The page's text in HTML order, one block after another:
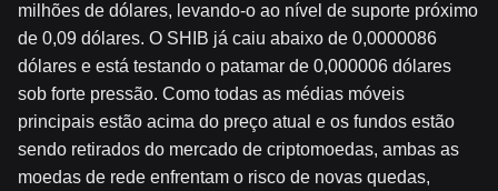
milhões de dólares, levando-o ao nível de suporte próximo
de 0,09 dólares. O SHIB já caiu abaixo de 0,0000086
dólares e está testando o patamar de 0,000006 dólares
sob forte pressão. Como todas as médias móveis
principais estão acima do preço atual e os fundos estão
sendo retirados do mercado de criptomoedas, ambas as
moedas de rede enfrentam o risco de novas quedas,